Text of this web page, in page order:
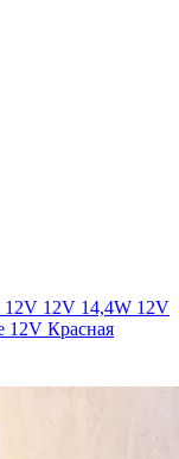
12V 12V 14,4W 12V
12V Красная